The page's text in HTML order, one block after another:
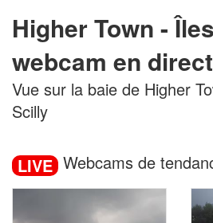
Higher Town -
webcam en direct
Vue sur la baie de Higher
Scilly
LIVE Webcams de